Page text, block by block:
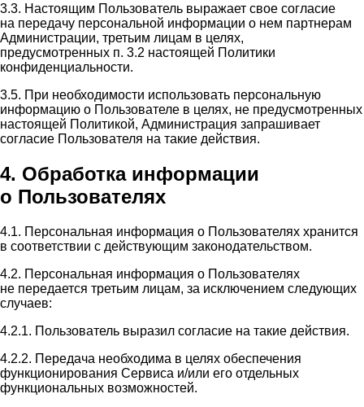
3.3. Настоящим Пользователь выражает свое согласие
на передачу персональной информации о нем партнерам
Администрации, третьим лицам в целях,
предусмотренных п. 3.2 настоящей Политики
конфиденциальности.
3.5. При необходимости использовать персональную
информацию о Пользователе в целях, не предусмотренных
настоящей Политикой, Администрация запрашивает
согласие Пользователя на такие действия.
4. Обработка информации
о Пользователях
4.1. Персональная информация о Пользователях хранится
в соответствии с действующим законодательством.
4.2. Персональная информация о Пользователях
не передается третьим лицам, за исключением следующих
случаев:
4.2.1. Пользователь выразил согласие на такие действия.
4.2.2. Передача необходима в целях обеспечения
функционирования Сервиса и/или его отдельных
функциональных возможностей.